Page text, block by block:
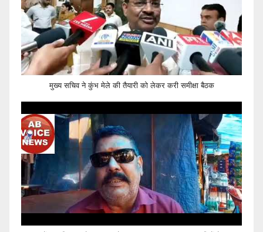
मुख्य सचिव ने कुंभ मेले की तैयारी को लेकर करी समीक्षा बैठक